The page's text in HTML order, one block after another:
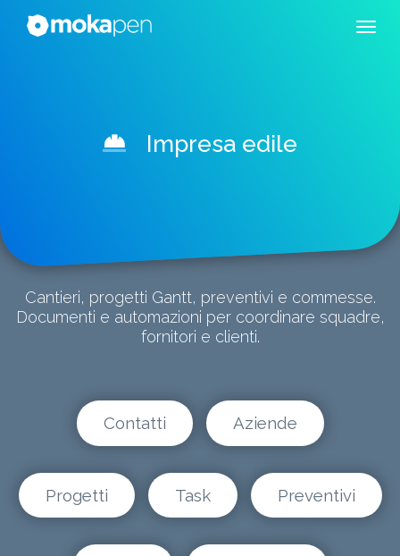
Impresa edile
Cantieri, progetti Gantt, preventivi e commesse.
Documenti e automazioni per coordinare squadre,
fornitori e clienti.
Contatti Aziende
Progetti Task Preventivi